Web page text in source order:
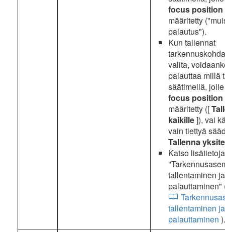
focus position
määritetty
palautus").
Kun tallennat
valita,
palauttaa millä
säätimellä,
focus position
määritetty ([
kaikille]), vai
vain tiettyä
Tallenna
Katso
tallentaminen ja
palauttaminen"
tallentaminen ja
palauttaminen ).